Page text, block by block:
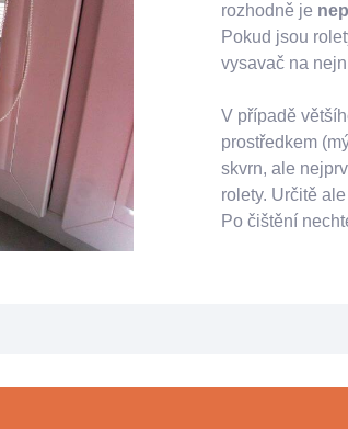
rozhodně je
Pokud jsou
vysavač na
V případě
prostředkem
skvrn, ale
rolety. Určitě
Po čištění